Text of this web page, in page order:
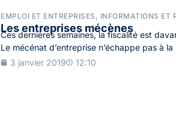
EMPLOI ET ENTREPRISES , INFORMATIONS ET
Les entreprises mécènes
Ces dernières semaines, la fiscalité est
Le mécénat d’entreprise n’échappe pas à
3 janvier 2019
12:10